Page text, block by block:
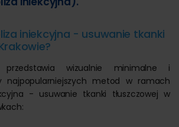
iniekcyjna - usuwanie tkanki
przedstawia wizualnie minimalne i
najpopularniejszych metod w ramach
- usuwanie tkanki tłuszczowej w